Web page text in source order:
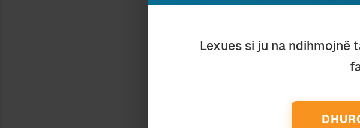
turistifikimin, trashëgiminë,
ndërgjegjësoheshin.
Ndërhyrjet tona të vazhdueshme
janë injoruar, me kosto jo vetëm
iniciativa kulturore si e jona.
Le të shqyrtojmë situatën
Lexues si ju na ndihmojnë